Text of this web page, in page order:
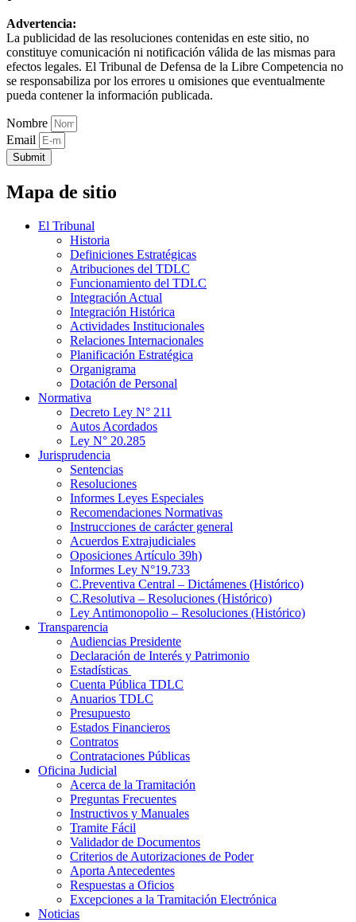
Advertencia:
La publicidad de las resoluciones contenidas en este sitio, no
constituye comunicación ni notificación válida de las mismas para
efectos legales. El Tribunal de Defensa de la Libre Competencia no
se responsabiliza por los errores u omisiones que eventualmente
pueda contener la información publicada.
Nombre
Email
Submit
Mapa de sitio
El Tribunal
Historia
Definiciones Estratégicas
Atribuciones del TDLC
Funcionamiento del TDLC
Integración Actual
Integración Histórica
Actividades Institucionales
Relaciones Internacionales
Planificación Estratégica
Organigrama
Dotación de Personal
Normativa
Decreto Ley N° 211
Autos Acordados
Ley N° 20.285
Jurisprudencia
Sentencias
Resoluciones
Informes Leyes Especiales
Recomendaciones Normativas
Instrucciones de carácter general
Acuerdos Extrajudiciales
Oposiciones Artículo 39h)
Informes Ley N°19.733
C.Preventiva Central – Dictámenes (Histórico)
C.Resolutiva – Resoluciones (Histórico)
Ley Antimonopolio – Resoluciones (Histórico)
Transparencia
Audiencias Presidente
Declaración de Interés y Patrimonio
Estadísticas
Cuenta Pública TDLC
Anuarios TDLC
Presupuesto
Estados Financieros
Contratos
Contrataciones Públicas
Oficina Judicial
Acerca de la Tramitación
Preguntas Frecuentes
Instructivos y Manuales
Tramite Fácil
Validador de Documentos
Criterios de Autorizaciones de Poder
Aporta Antecedentes
Respuestas a Oficios
Excepciones a la Tramitación Electrónica
Noticias